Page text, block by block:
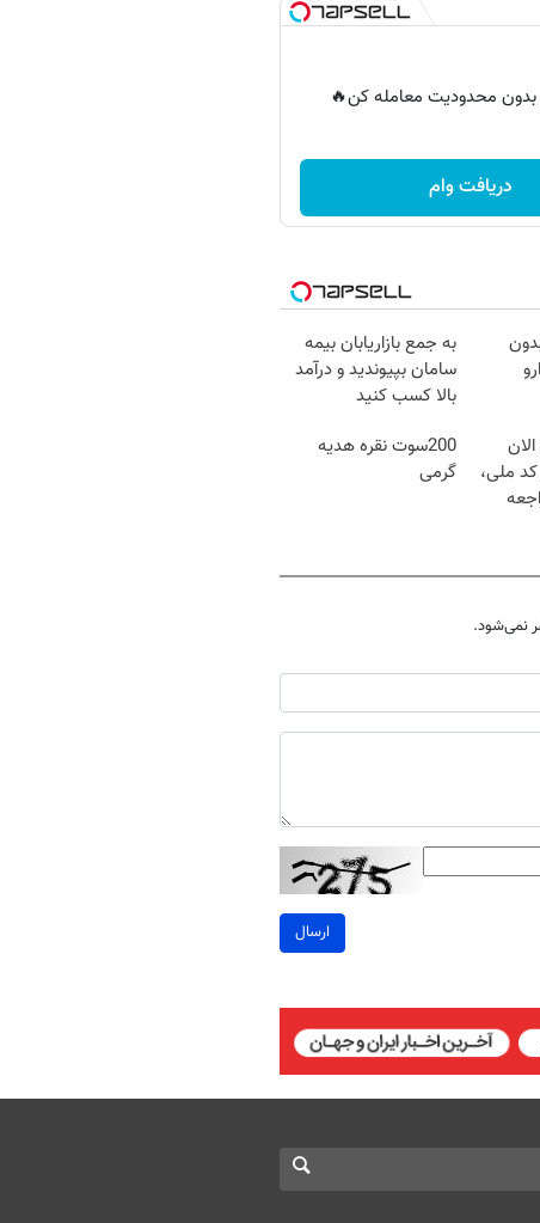
بدون محدودیت معامله کن🔥
دریافت وام
به جمع بازاریابان بیمه
سامان بپیوندید و درآمد
بالا کسب کنید
کد ملی،
200سوت نقره هدیه
گرمی
نمی‌شود.
ارسال